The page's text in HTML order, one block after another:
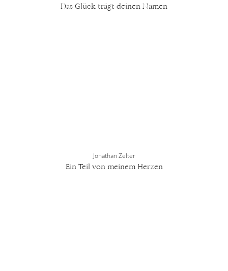
Das Glück trägt deinen Namen
Jonathan Zelter
Ein Teil von meinem Herzen